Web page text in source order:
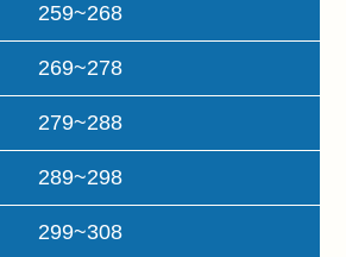
259~268
269~278
279~288
289~298
299~308